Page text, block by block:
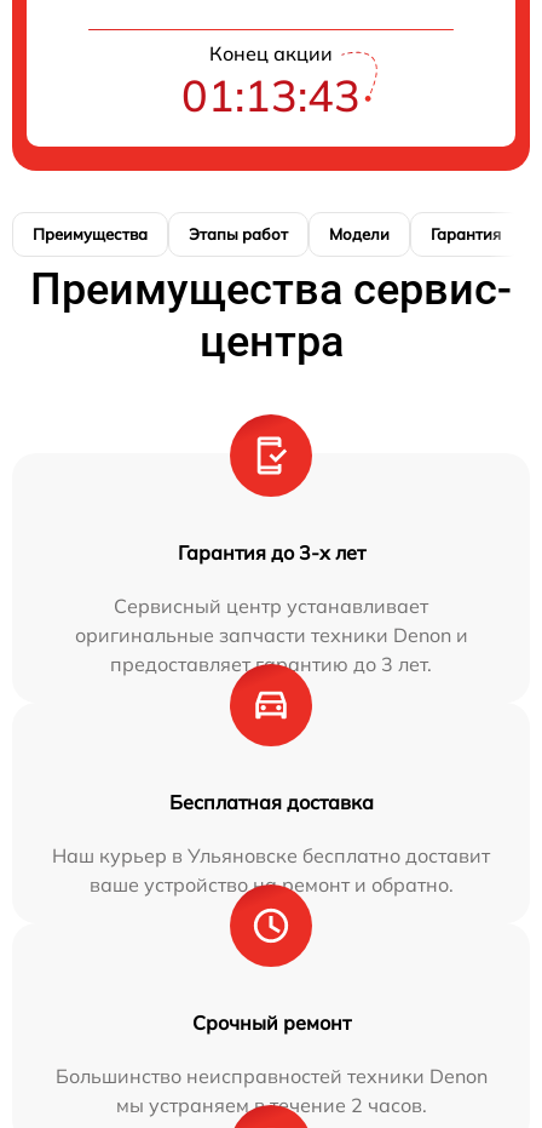
Конец акции
01:13:42
Преимущества Этапы работ Модели Гарантия
Преимущества сервис-
центра
Гарантия до 3-х лет
Сервисный центр устанавливает
оригинальные запчасти техники Denon и
предоставляет гарантию до 3 лет.
Бесплатная доставка
Наш курьер в Ульяновске бесплатно доставит
ваше устройство на ремонт и обратно.
Срочный ремонт
Большинство неисправностей техники Denon
мы устраняем в течение 2 часов.